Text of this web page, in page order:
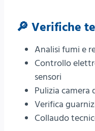
🔎 Verifiche
Analisi fumi e
Controllo
sensori
Pulizia
Verifica
Collaudo